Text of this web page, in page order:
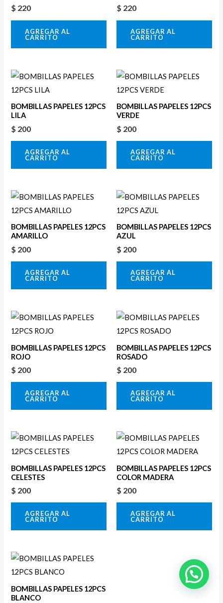
$ 220
AGREGAR AL
CARRITO
$ 220
AGREGAR AL
CARRITO
BOMBILLAS PAPELES 12PCS
LILA
$ 200
AGREGAR AL
CARRITO
BOMBILLAS PAPELES 12PCS
VERDE
$ 200
AGREGAR AL
CARRITO
BOMBILLAS PAPELES 12PCS
AMARILLO
$ 200
AGREGAR AL
CARRITO
BOMBILLAS PAPELES 12PCS
AZUL
$ 200
AGREGAR AL
CARRITO
BOMBILLAS PAPELES 12PCS
ROJO
$ 200
AGREGAR AL
CARRITO
BOMBILLAS PAPELES 12PCS
ROSADO
$ 200
AGREGAR AL
CARRITO
BOMBILLAS PAPELES 12PCS
CELESTES
$ 200
AGREGAR AL
CARRITO
BOMBILLAS PAPELES 12PCS
COLOR MADERA
$ 200
AGREGAR AL
CARRITO
BOMBILLAS PAPELES 12PCS
BLANCO